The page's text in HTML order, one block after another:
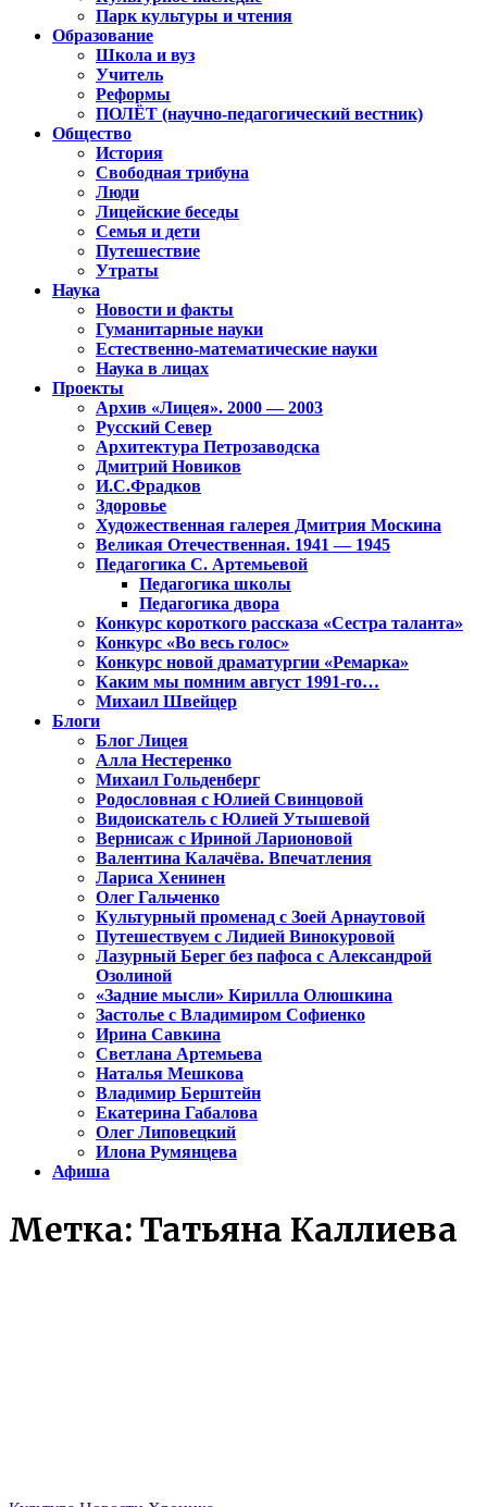
Парк культуры и чтения
Образование
Школа и вуз
Учитель
Реформы
ПОЛЁТ (научно-педагогический вестник)
Общество
История
Свободная трибуна
Люди
Лицейские беседы
Семья и дети
Путешествие
Утраты
Наука
Новости и факты
Гуманитарные науки
Естественно-математические науки
Наука в лицах
Проекты
Архив «Лицея». 2000 — 2003
Русский Север
Архитектура Петрозаводска
Дмитрий Новиков
И.С.Фрадков
Здоровье
Художественная галерея Дмитрия Москина
Великая Отечественная. 1941 — 1945
Педагогика С. Артемьевой
Педагогика школы
Педагогика двора
Конкурс короткого рассказа «Сестра таланта»
Конкурс «Во весь голос»
Конкурс новой драматургии «Ремарка»
Каким мы помним август 1991-го…
Михаил Швейцер
Блоги
Блог Лицея
Алла Нестеренко
Михаил Гольденберг
Родословная с Юлией Свинцовой
Видоискатель с Юлией Утышевой
Вернисаж с Ириной Ларионовой
Валентина Калачёва. Впечатления
Лариса Хенинен
Олег Гальченко
Культурный променад с Зоей Арнаутовой
Путешествуем с Лидией Винокуровой
Лазурный Берег без пафоса с Александрой
Озолиной
«Задние мысли» Кирилла Олюшкина
Застолье с Владимиром Софиенко
Ирина Савкина
Светлана Артемьева
Наталья Мешкова
Владимир Берштейн
Екатерина Габалова
Олег Липовецкий
Илона Румянцева
Афиша
Метка: Татьяна Каллиева